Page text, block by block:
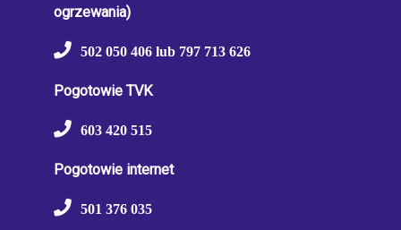
ogrzewania)
502 050 406 lub 797 713 626
Pogotowie TVK
603 420 515
Pogotowie internet
501 376 035